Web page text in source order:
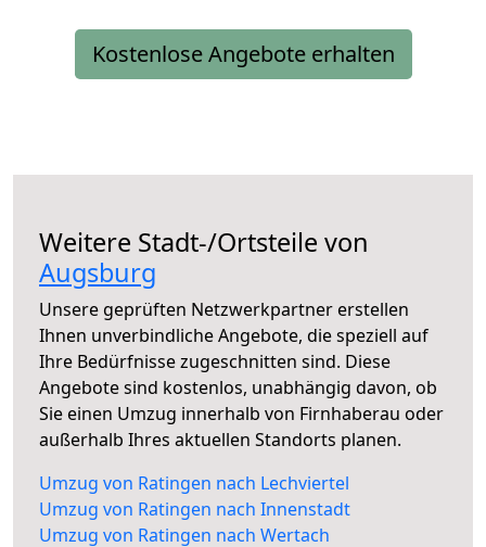
Kostenlose Angebote erhalten
Weitere Stadt-/Ortsteile von
Augsburg
Unsere geprüften Netzwerkpartner erstellen
Ihnen unverbindliche Angebote, die speziell auf
Ihre Bedürfnisse zugeschnitten sind. Diese
Angebote sind kostenlos, unabhängig davon, ob
Sie einen Umzug innerhalb von Firnhaberau oder
außerhalb Ihres aktuellen Standorts planen.
Umzug von Ratingen nach Lechviertel
Umzug von Ratingen nach Innenstadt
Umzug von Ratingen nach Wertach